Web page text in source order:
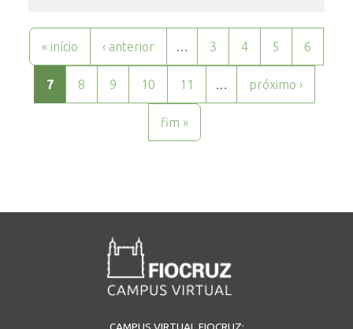
Páginas
« início ‹ anterior … 3 4 5 6
7 8 9 10 11 … próximo ›
fim »
CAMPUS VIRTUAL FIOCRUZ: